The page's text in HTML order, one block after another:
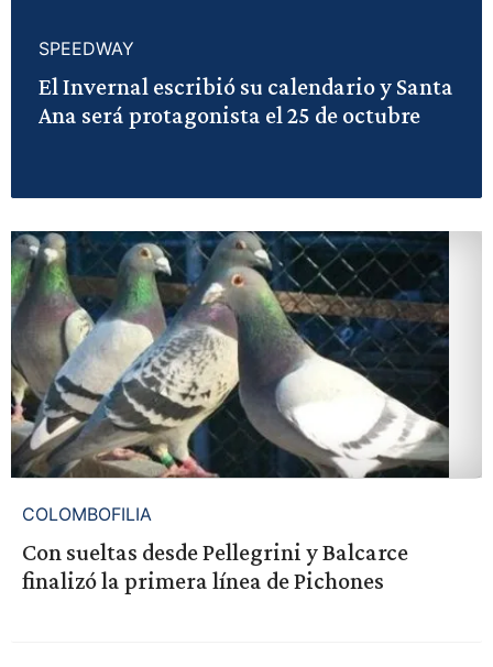
SPEEDWAY
El Invernal escribió su calendario y Santa
Ana será protagonista el 25 de octubre
COLOMBOFILIA
Con sueltas desde Pellegrini y Balcarce
finalizó la primera línea de Pichones